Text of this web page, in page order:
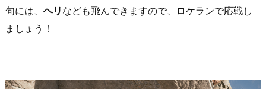
句には、 ヘリ なども飛んできますので、ロケランで応戦し
ましょう！